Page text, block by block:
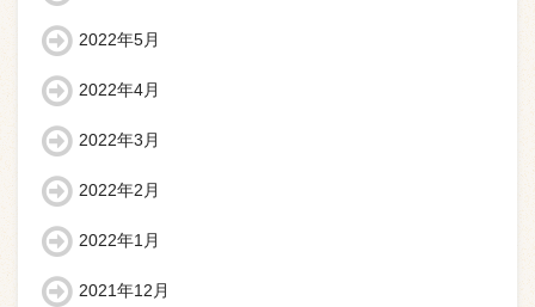
2022年5月
2022年4月
2022年3月
2022年2月
2022年1月
2021年12月